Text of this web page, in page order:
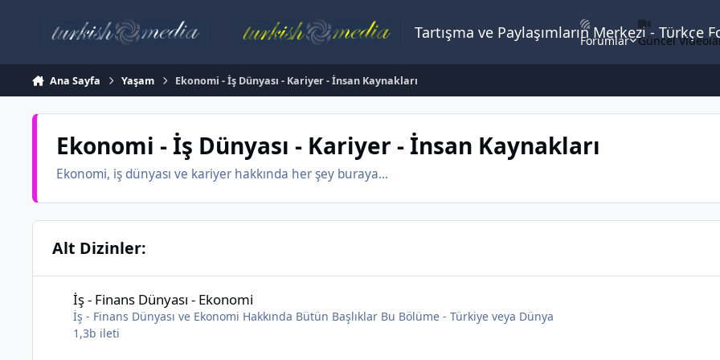
Tartışma ve Paylaşımların Merkezi -
Forumlar Güncel
Ana Sayfa Yaşam Ekonomi - İş Dünyası - Kariyer - İnsan Kaynakları
Ekonomi - İş Dünyası - Kariyer - İnsan Kaynakları
Ekonomi, iş dünyası ve kariyer hakkında her şey buraya...
Alt Dizinler:
İş - Finans Dünyası - Ekonomi
İş - Finans Dünyası ve Ekonomi Hakkında Bütün Başlıklar Bu Bölüme - Türkiye veya Dünya
1,3b ileti